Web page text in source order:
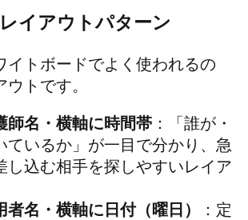
イアウトパターン
イトボードでよく使われるの
トです。
師名・横軸に時間帯 ：「誰が・
ているか」が一目で分かり、急
し込む相手を探しやすいレイア
者名・横軸に日付（曜日）
：定